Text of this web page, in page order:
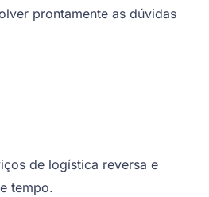
prontamente as dúvidas
de logística reversa e
tempo.